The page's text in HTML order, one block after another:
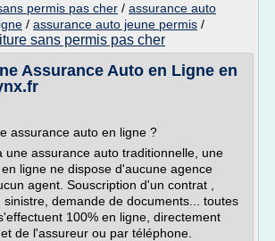
permis pas cher / assurance auto
/ assurance auto jeune permis /
sans permis pas cher
Assurance Auto en Ligne en
assurance auto en ligne ?
une assurance auto traditionnelle, une
ligne ne dispose d'aucune agence
agent. Souscription d'un contrat ,
demande de documents... toutes
100% en ligne, directement
de l'assureur ou par téléphone.